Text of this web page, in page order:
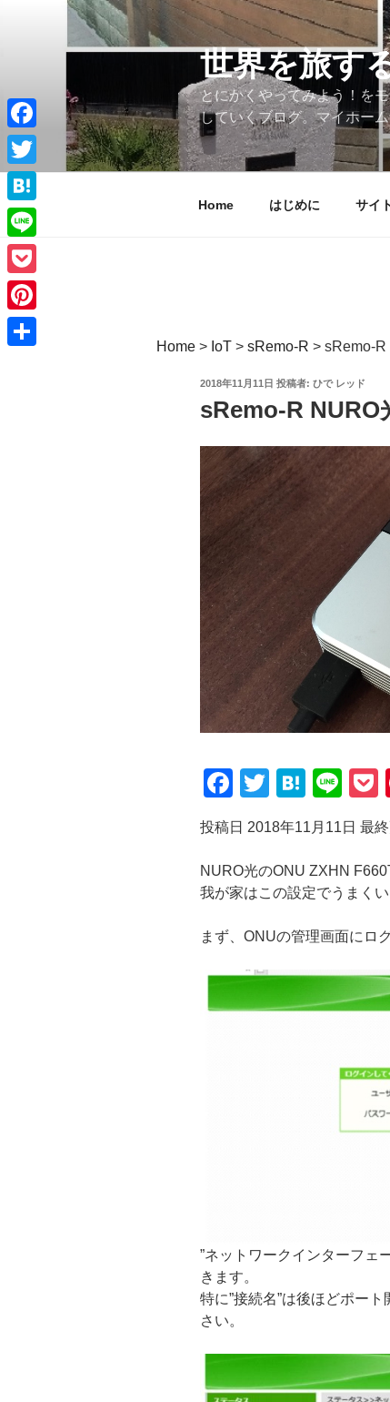
ツ
へ
ス
キ
プ
世界を旅す
とにかくやってみよう！を
していくブログ。マイホー
Home はじめに サイ
Home > IoT > sRemo-R > sRemo-R
投
日:
2018年11月11日 投稿者: ひで レッド
sRemo-R NURO
F
a
c
e
b
o
k
T
wi
tt
er
H
at
e
n
a
Li
n
e
投稿日 2018年11月11日 最
NURO光のONU ZXHN
我が家はこの設定でうまくい
まず、ONUの管理画面にロ
”ネットワークインターフェ
きます。
特に”接続名”は後ほどポー
さい。
Facebook
Twitter
Hatena
Line
Pocket
Pinterest